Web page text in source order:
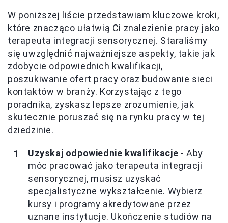
W poniższej liście przedstawiam kluczowe kroki,
które znacząco ułatwią Ci znalezienie pracy jako
terapeuta integracji sensorycznej. Staraliśmy
się uwzględnić najważniejsze aspekty, takie jak
zdobycie odpowiednich kwalifikacji,
poszukiwanie ofert pracy oraz budowanie sieci
kontaktów w branży. Korzystając z tego
poradnika, zyskasz lepsze zrozumienie, jak
skutecznie poruszać się na rynku pracy w tej
dziedzinie.
Uzyskaj odpowiednie kwalifikacje - Aby
móc pracować jako terapeuta integracji
sensorycznej, musisz uzyskać
specjalistyczne wykształcenie. Wybierz
kursy i programy akredytowane przez
uznane instytucje. Ukończenie studiów na